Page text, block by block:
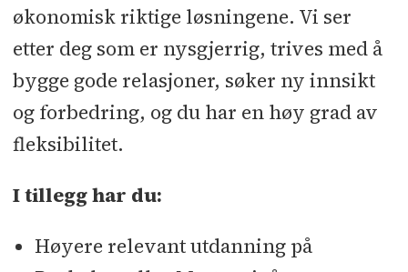
økonomisk riktige løsningene. Vi ser
etter deg som er nysgjerrig, trives med å
bygge gode relasjoner, søker ny innsikt
og forbedring, og du har en høy grad av
fleksibilitet.
I tillegg har du:
Høyere relevant utdanning på